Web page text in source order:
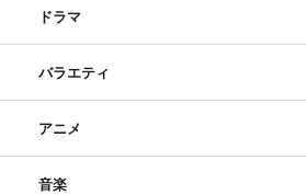
ドラマ
バラエティ
アニメ
音楽